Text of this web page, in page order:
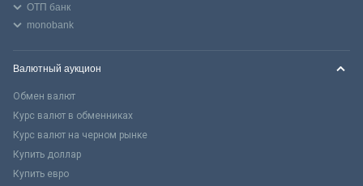
ОТП банк
monobank
Валютный аукцион
Обмен валют
Курс валют в обменниках
Курс валют на черном рынке
Купить доллар
Купить евро